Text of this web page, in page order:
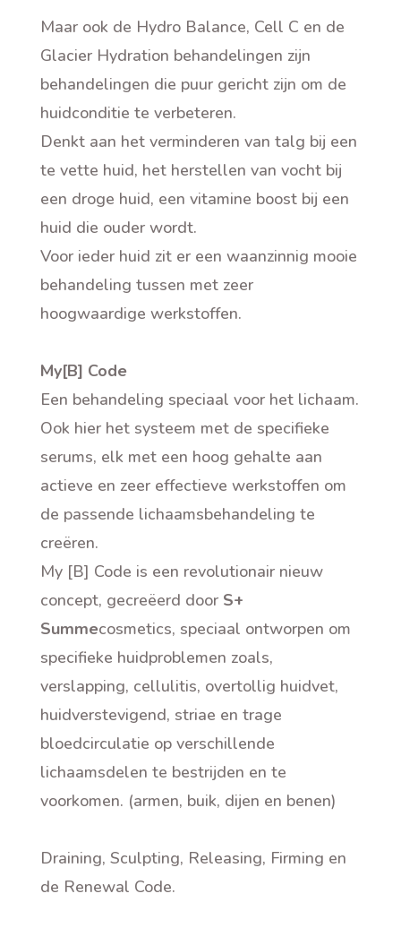
Maar ook de Hydro Balance, Cell C en de
Glacier Hydration behandelingen zijn
behandelingen die puur gericht zijn om de
huidconditie te verbeteren.
Denkt aan het verminderen van talg bij een
te vette huid, het herstellen van vocht bij
een droge huid, een vitamine boost bij een
huid die ouder wordt.
Voor ieder huid zit er een waanzinnig mooie
behandeling tussen met zeer
hoogwaardige werkstoffen.
My[B] Code
Een behandeling speciaal voor het lichaam.
Ook hier het systeem met de specifieke
serums, elk met een hoog gehalte aan
actieve en zeer effectieve werkstoffen om
de passende lichaamsbehandeling te
creëren.
My [B] Code is een revolutionair nieuw
concept, gecreëerd door S+
Summecosmetics, speciaal ontworpen om
specifieke huidproblemen zoals,
verslapping, cellulitis, overtollig huidvet,
huidverstevigend, striae en trage
bloedcirculatie op verschillende
lichaamsdelen te bestrijden en te
voorkomen. (armen, buik, dijen en benen)
Draining, Sculpting, Releasing, Firming en
de Renewal Code.